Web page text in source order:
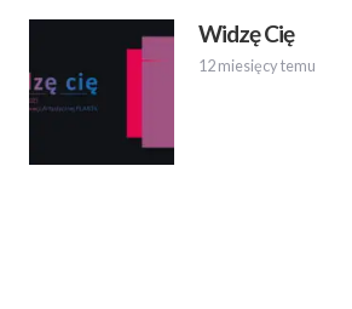
Widzę Cię
12 miesięcy temu